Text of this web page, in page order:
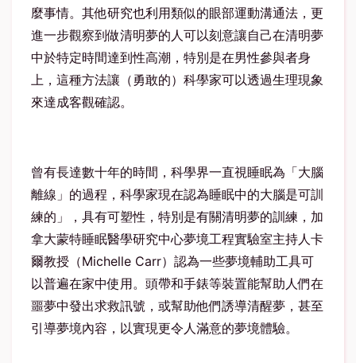
麼事情。其他研究也利用類似的眼部運動溝通法，更
進一步觀察到做清明夢的人可以刻意讓自己在清明夢
中於特定時間達到性高潮，特別是在男性參與者身
上，這種方法讓（勇敢的）科學家可以透過生理現象
來達成客觀確認。
曾有長達數十年的時間，科學界一直視睡眠為「大腦
離線」的過程，科學家現在認為睡眠中的大腦是可訓
練的」，具有可塑性，特別是有關清明夢的訓練，加
拿大蒙特睡眠醫學研究中心夢境工程實驗室主持人卡
爾教授（Michelle Carr）認為一些夢境輔助工具可
以普遍在家中使用。頭帶和手錶等裝置能幫助人們在
噩夢中發出求救訊號，或幫助他們誘導清醒夢，甚至
引導夢境內容，以實現更令人滿意的夢境體驗。